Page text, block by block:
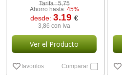
Tarifa :5,75
Ahorro hasta: 45%
desde:3.19€
3,86 con Iva
Ver el Producto
favoritos Comparar